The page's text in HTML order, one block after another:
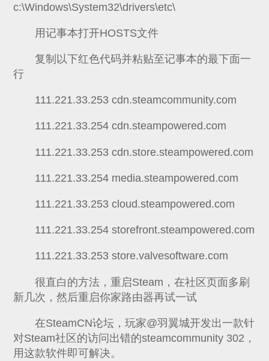
c:\Windows\System32\drivers\etc\
用记事本打开HOSTS文件
复制以下红色代码并粘贴至记事本的最下面一
行
111.221.33.253 cdn.steamcommunity.com
111.221.33.254 cdn.steampowered.com
111.221.33.253 cdn.store.steampowered.com
111.221.33.254 media.steampowered.com
111.221.33.253 cloud.steampowered.com
111.221.33.254 storefront.steampowered.com
111.221.33.253 store.valvesoftware.com
很直白的方法，重启Steam，在社区页面多刷
新几次，然后重启你家路由器再试一试
在SteamCN论坛，玩家@羽翼城开发出一款针
对Steam社区的访问出错的steamcommunity 302，
用这款软件即可解决。